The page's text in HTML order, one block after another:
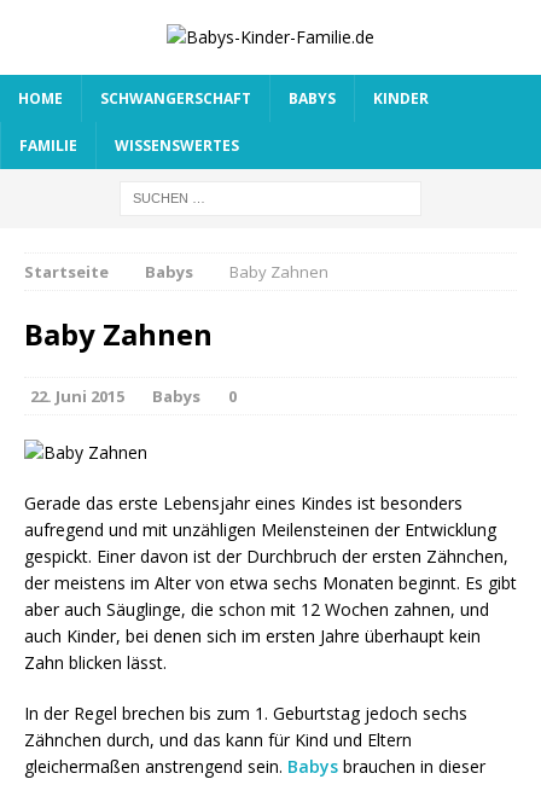
HOME SCHWANGERSCHAFT BABYS KINDER
FAMILIE WISSENSWERTES
Startseite Babys Baby Zahnen
Baby Zahnen
22. Juni 2015 Babys 0
Gerade das erste Lebensjahr eines Kindes ist besonders
aufregend und mit unzähligen Meilensteinen der Entwicklung
gespickt. Einer davon ist der Durchbruch der ersten Zähnchen,
der meistens im Alter von etwa sechs Monaten beginnt. Es gibt
aber auch Säuglinge, die schon mit 12 Wochen zahnen, und
auch Kinder, bei denen sich im ersten Jahre überhaupt kein
Zahn blicken lässt.
In der Regel brechen bis zum 1. Geburtstag jedoch sechs
Zähnchen durch, und das kann für Kind und Eltern
gleichermaßen anstrengend sein. Babys brauchen in dieser